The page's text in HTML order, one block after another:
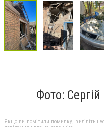
Фото:
Якщо ви помітили помилку, виділіть